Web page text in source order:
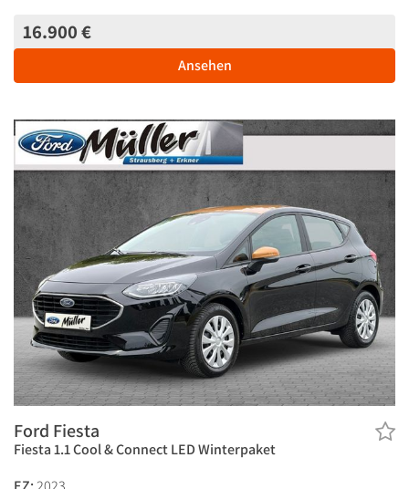
16.900 €
Ansehen
Ford Fiesta
Fiesta 1.1 Cool & Connect LED Winterpaket